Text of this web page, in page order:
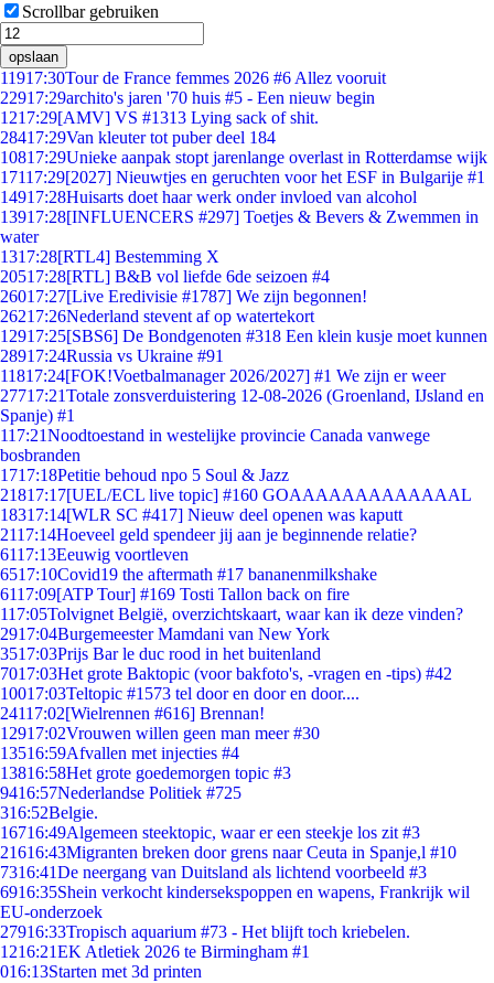
Scrollbar gebruiken
opslaan
11917:30Tour de France femmes 2026 #6 Allez vooruit
22917:29archito's jaren '70 huis #5 - Een nieuw begin
1217:29[AMV] VS #1313 Lying sack of shit.
28417:29Van kleuter tot puber deel 184
10817:29Unieke aanpak stopt jarenlange overlast in Rotterdamse wijk
17117:29[2027] Nieuwtjes en geruchten voor het ESF in Bulgarije #1
14917:28Huisarts doet haar werk onder invloed van alcohol
13917:28[INFLUENCERS #297] Toetjes & Bevers & Zwemmen in
water
1317:28[RTL4] Bestemming X
20517:28[RTL] B&B vol liefde 6de seizoen #4
26017:27[Live Eredivisie #1787] We zijn begonnen!
26217:26Nederland stevent af op watertekort
12917:25[SBS6] De Bondgenoten #318 Een klein kusje moet kunnen
28917:24Russia vs Ukraine #91
11817:24[FOK!Voetbalmanager 2026/2027] #1 We zijn er weer
27717:21Totale zonsverduistering 12-08-2026 (Groenland, IJsland en
Spanje) #1
117:21Noodtoestand in westelijke provincie Canada vanwege
bosbranden
1717:18Petitie behoud npo 5 Soul & Jazz
21817:17[UEL/ECL live topic] #160 GOAAAAAAAAAAAAAL
18317:14[WLR SC #417] Nieuw deel openen was kaputt
2117:14Hoeveel geld spendeer jij aan je beginnende relatie?
6117:13Eeuwig voortleven
6517:10Covid19 the aftermath #17 bananenmilkshake
6117:09[ATP Tour] #169 Tosti Tallon back on fire
117:05Tolvignet België, overzichtskaart, waar kan ik deze vinden?
2917:04Burgemeester Mamdani van New York
3517:03Prijs Bar le duc rood in het buitenland
7017:03Het grote Baktopic (voor bakfoto's, -vragen en -tips) #42
10017:03Teltopic #1573 tel door en door en door....
24117:02[Wielrennen #616] Brennan!
12917:02Vrouwen willen geen man meer #30
13516:59Afvallen met injecties #4
13816:58Het grote goedemorgen topic #3
9416:57Nederlandse Politiek #725
316:52Belgie.
16716:49Algemeen steektopic, waar er een steekje los zit #3
21616:43Migranten breken door grens naar Ceuta in Spanje,l #10
7316:41De neergang van Duitsland als lichtend voorbeeld #3
6916:35Shein verkocht kindersekspoppen en wapens, Frankrijk wil
EU-onderzoek
27916:33Tropisch aquarium #73 - Het blijft toch kriebelen.
1216:21EK Atletiek 2026 te Birmingham #1
016:13Starten met 3d printen